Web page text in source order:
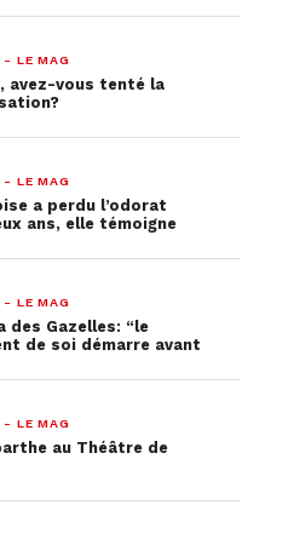
- LE MAG
avez-vous tenté la
- LE MAG
a perdu l’odorat
ans, elle témoigne
- LE MAG
des Gazelles: “le
de soi démarre avant
- LE MAG
au Théâtre de